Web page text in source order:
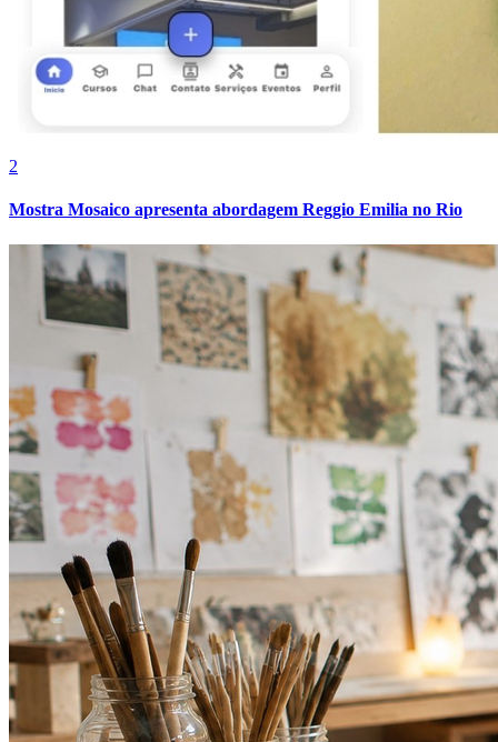
Bahia
2
Mostra Mosaico apresenta abordagem Reggio Emilia no Rio